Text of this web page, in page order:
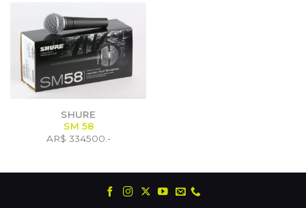
SHURE
SM 58
AR$ 334500.-